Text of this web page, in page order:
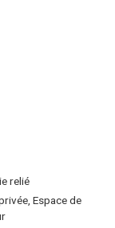
relié
Espace de